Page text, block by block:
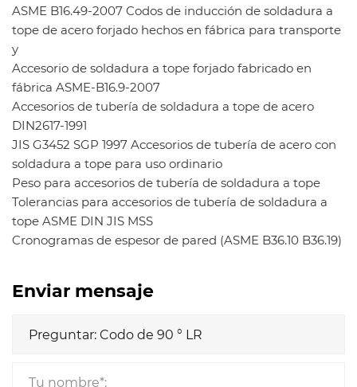
ASME B16.49-2007 Codos de inducción de soldadura a
tope de acero forjado hechos en fábrica para transporte
y
Accesorio de soldadura a tope forjado fabricado en
fábrica ASME-B16.9-2007
Accesorios de tubería de soldadura a tope de acero
DIN2617-1991
JIS G3452 SGP 1997 Accesorios de tubería de acero con
soldadura a tope para uso ordinario
Peso para accesorios de tubería de soldadura a tope
Tolerancias para accesorios de tubería de soldadura a
tope ASME DIN JIS MSS
Cronogramas de espesor de pared (ASME B36.10 B36.19)
Enviar mensaje